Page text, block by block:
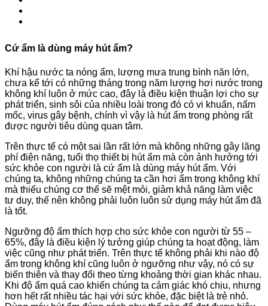
Cứ ẩm là dùng máy hút ẩm?
Khí hậu nước ta nóng ẩm, lượng mưa trung bình năn lớn,
chưa kể tới có những tháng trong năm lượng hơi nước trong
không khí luôn ở mức cao, đây là điều kiện thuận lợi cho sự
phát triển, sinh sôi của nhiều loài trong đó có vi khuẩn, nấm
mốc, virus gây bệnh, chính vì vậy là hút ẩm trong phòng rất
được người tiêu dùng quan tâm.
Trên thực tế có một sai lần rất lớn mà không những gây lãng
phí điện năng, tuổi thọ thiết bị hút ẩm mà còn ảnh hưởng tới
sức khỏe con người là cứ ẩm là dùng máy hút ẩm. Với
chúng ta, không những chúng ta cần hơi ẩm trong không khí
mà thiếu chúng cơ thể sẽ mệt mỏi, giảm khả năng làm việc
tư duy, thế nên không phải luôn luôn sử dụng máy hút ẩm đã
là tốt.
Ngưỡng độ ẩm thích hợp cho sức khỏe con người từ 55 –
65%, đây là điều kiện lý tưởng giúp chúng ta hoạt động, làm
việc cũng như phát triển. Trên thực tế không phải khi nào độ
ẩm trong không khí cũng luôn ở ngưỡng như vậy, nó có sự
biến thiên và thay đổi theo từng khoảng thời gian khác nhau.
Khi độ ẩm quá cao khiến chúng ta cảm giác khó chịu, nhưng
hơn hết rất nhiều tác hại với sức khỏe, đặc biệt là trẻ nhỏ.